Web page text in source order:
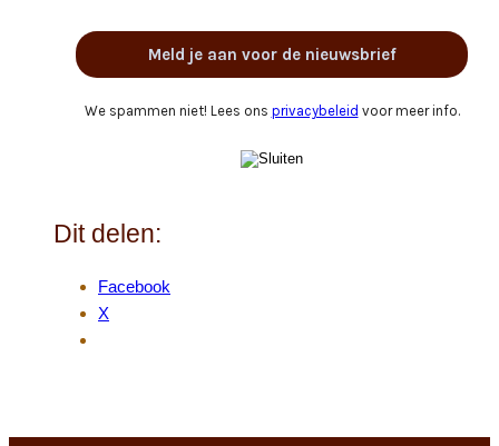
We spammen niet! Lees ons privacybeleid voor meer info.
Dit delen:
Facebook
X